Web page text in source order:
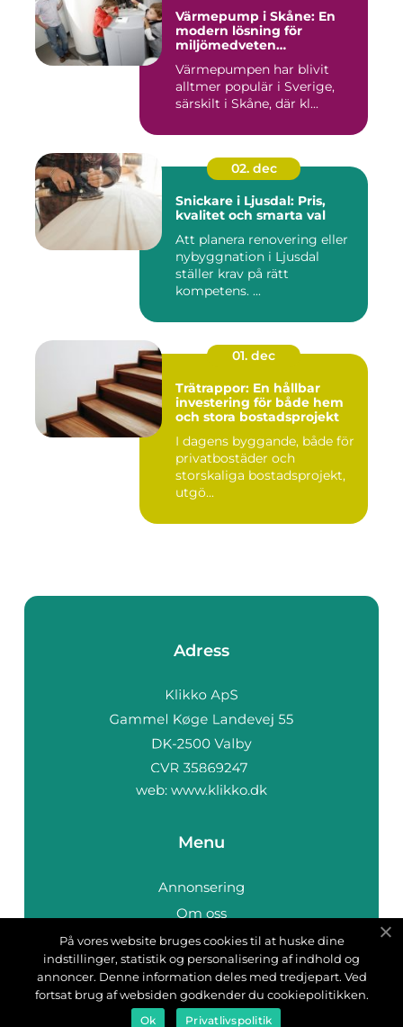
Värmepump i Skåne: En
modern lösning för
miljömedveten
Värmepumpen har blivit
alltmer populär i Sverige,
särskilt i Skåne, där kl...
02. dec
Snickare i Ljusdal: Pris,
kvalitet och smarta val
Att planera renovering eller
nybyggnation i Ljusdal
ställer krav på rätt
kompetens. ...
01. dec
Trätrappor: En hållbar
investering för både hem
och stora bostadsprojekt
I dagens byggande, både för
privatbostäder och
storskaliga bostadsprojekt,
utgö...
Adress
web: www.klikko.dk
Menu
Annonsering
Om oss
Cookies
Kontakta oss
Sitemap
På vores website bruges cookies til at huske dine
indstillinger, statistik og personalisering af indhold og
annoncer. Denne information deles med tredjepart. Ved
fortsat brug af websiden godkender du cookiepolitikken.
Ok Privatlivspolitik